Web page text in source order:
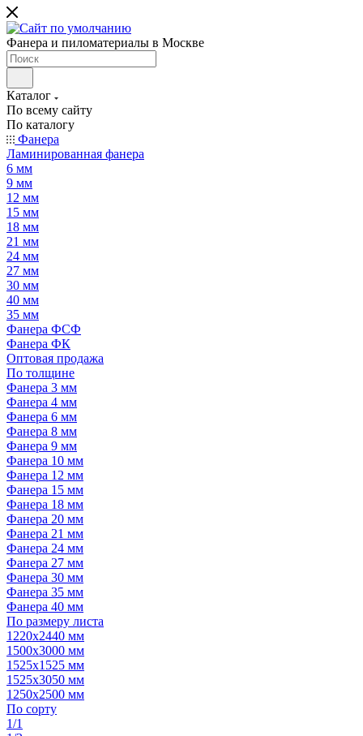
Фанера и пиломатериалы в Москве
Каталог
По всему сайту
По каталогу
Фанера
Ламинированная фанера
6 мм
9 мм
12 мм
15 мм
18 мм
21 мм
24 мм
27 мм
30 мм
40 мм
35 мм
Фанера ФСФ
Фанера ФК
Оптовая продажа
По толщине
Фанера 3 мм
Фанера 4 мм
Фанера 6 мм
Фанера 8 мм
Фанера 9 мм
Фанера 10 мм
Фанера 12 мм
Фанера 15 мм
Фанера 18 мм
Фанера 20 мм
Фанера 21 мм
Фанера 24 мм
Фанера 27 мм
Фанера 30 мм
Фанера 35 мм
Фанера 40 мм
По размеру листа
1220х2440 мм
1500х3000 мм
1525x1525 мм
1525х3050 мм
1250х2500 мм
По сорту
1/1